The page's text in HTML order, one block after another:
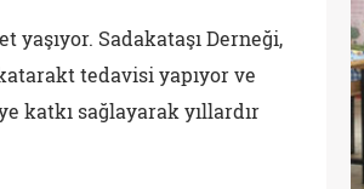
yaşıyor. Sadakataşı Derneği,
tedavisi yapıyor ve
katkı sağlayarak yıllardır